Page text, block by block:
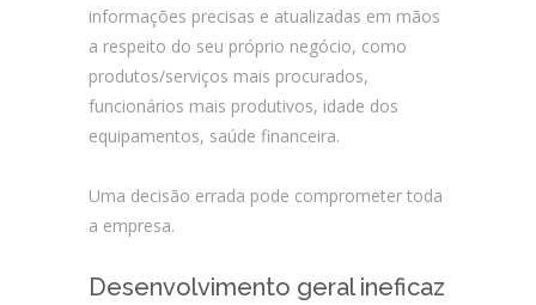
informações precisas e atualizadas em mãos
a respeito do seu próprio negócio, como
produtos/serviços mais procurados,
funcionários mais produtivos, idade dos
equipamentos, saúde financeira.
Uma decisão errada pode comprometer toda
a empresa.
Desenvolvimento geral ineficaz